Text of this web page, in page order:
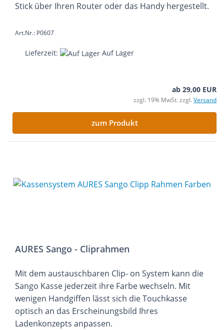
Stick über Ihren Router oder das Handy hergestellt.
Art.Nr.: P0607
Lieferzeit: Auf Lager
ab 29,00 EUR
zzgl. 19% MwSt. zzgl. Versand
zum Produkt
AURES Sango - Cliprahmen
Mit dem austauschbaren Clip- on System kann die
Sango Kasse jederzeit ihre Farbe wechseln. Mit
wenigen Handgiffen lässt sich die Touchkasse
optisch an das Erscheinungsbild Ihres
Ladenkonzepts anpassen.